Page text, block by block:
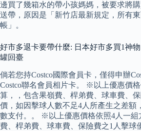
邊買了幾箱水的帶小孩媽媽，被要求將
送帶，原因是「新竹店最新規定，所有
帳」。
好市多退卡要帶什麼: 日本好市多買1神
罐回臺
倘若您持Costco國際會員卡，僅得申辦
Costco聯名會員相片卡。 ※以上優惠價
算，，包含果嶺費、桿弟費、球車費、
價，如因擊球人數不足4人所產生之差額
數支付。。 ※以上優惠價格依照4人一組
費、桿弟費、球車費、保險費之1人擊球